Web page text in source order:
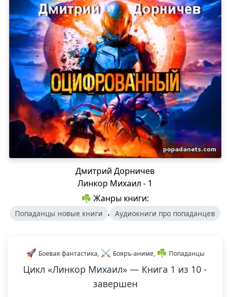
Дмитрий Дорничев
Линкор Михаил - 1
☘ Жанры книги:
Попаданцы новые книги , Аудиокниги про попаданцев
🚀 Боевая фантастика, ⚔️ Бояръ-аниме, ☘️ Попаданцы
Цикл «Линкор Михаил» — Книга 1 из 10 -
завершен